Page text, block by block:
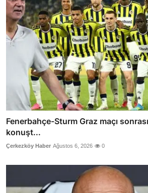
Fenerbahçe-Sturm Graz maçı
konuşt...
Çerkezköy Haber Ağustos 6, 2026 0